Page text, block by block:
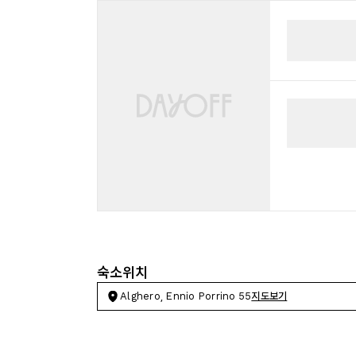
숙소위치
Alghero, Ennio Porrino 55지도보기